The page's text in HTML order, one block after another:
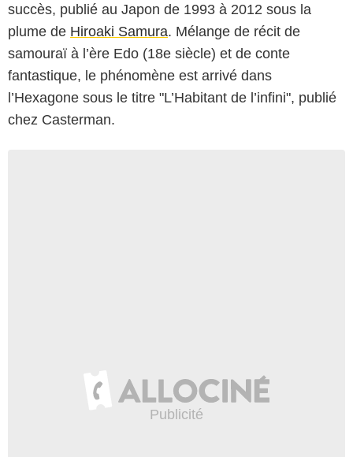
succès, publié au Japon de 1993 à 2012 sous la
plume de Hiroaki Samura. Mélange de récit de
samouraï à l’ère Edo (18e siècle) et de conte
fantastique, le phénomène est arrivé dans
l’Hexagone sous le titre "L’Habitant de l’infini", publié
chez Casterman.